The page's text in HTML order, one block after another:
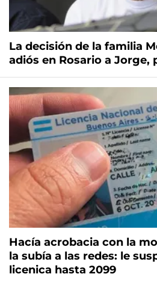
La decisión de la familia
adiós en Rosario a Jorge,
Hacía acrobacia con la
la subía a las redes: le
licenica hasta 2099